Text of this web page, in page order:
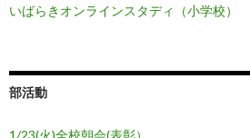
いばらきオンラインスタディ（小学校）
部活動
1/23(火)全校朝会(表彰）